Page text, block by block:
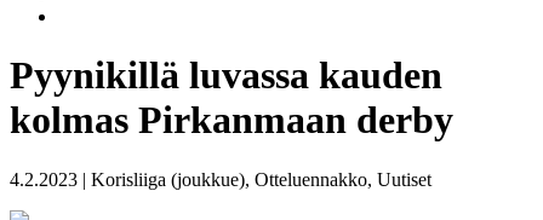
Pyynikillä luvassa kauden
kolmas Pirkanmaan derby
4.2.2023 | Korisliiga (joukkue), Otteluennakko, Uutiset